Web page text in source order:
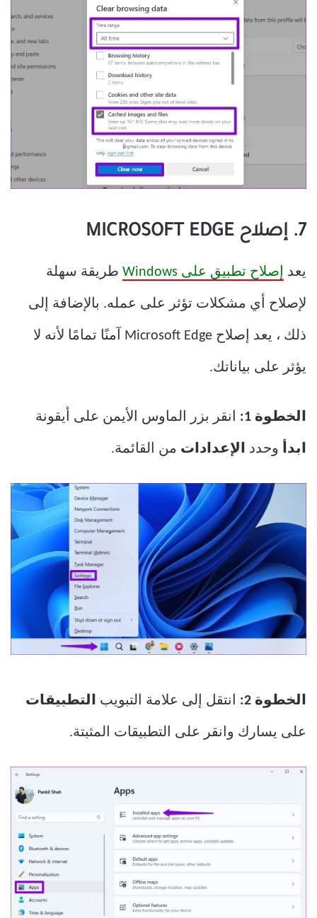
7. إصلاح MICROSOFT EDGE
يعد إصلاح تطبيق على Windows طريقة سهلة
لإصلاح أي مشكلات تؤثر على عمله. بالإضافة إلى
ذلك ، يعد إصلاح Microsoft Edge آمنًا تمامًا لأنه لا
يؤثر على بياناتك.
الخطوة 1: انقر بزر الماوس الأيمن على أيقونة
ابدأ وحدد الإعدادات من القائمة.
الخطوة 2: انتقل إلى علامة التبويب التطبيقات
على يسارك وانقر على التطبيقات المثبتة.